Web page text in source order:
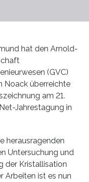
hat den Arnold-
(GVC)
Noack überreichte
am 21.
Jahrestagung in
herausragenden
Untersuchung und
der Kristallisation
Arbeiten ist es nun